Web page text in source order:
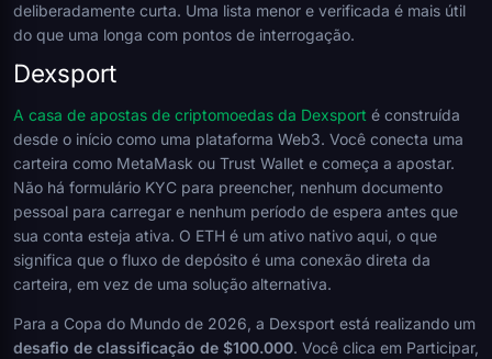
deliberadamente curta. Uma lista menor e verificada é mais útil
do que uma longa com pontos de interrogação.
Dexsport
A casa de apostas de criptomoedas da Dexsport é construída
desde o início como uma plataforma Web3. Você conecta uma
carteira como MetaMask ou Trust Wallet e começa a apostar.
Não há formulário KYC para preencher, nenhum documento
pessoal para carregar e nenhum período de espera antes que
sua conta esteja ativa. O ETH é um ativo nativo aqui, o que
significa que o fluxo de depósito é uma conexão direta da
carteira, em vez de uma solução alternativa.
Para a Copa do Mundo de 2026, a Dexsport está realizando um
desafio de classificação de $100.000. Você clica em Participar,